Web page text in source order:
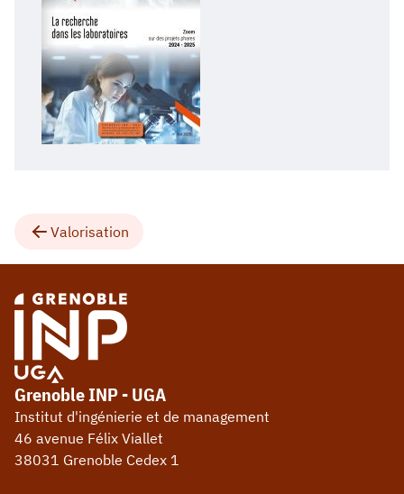
Valorisation
Grenoble INP - UGA
Institut d'ingénierie et de management
46 avenue Félix Viallet
38031 Grenoble Cedex 1